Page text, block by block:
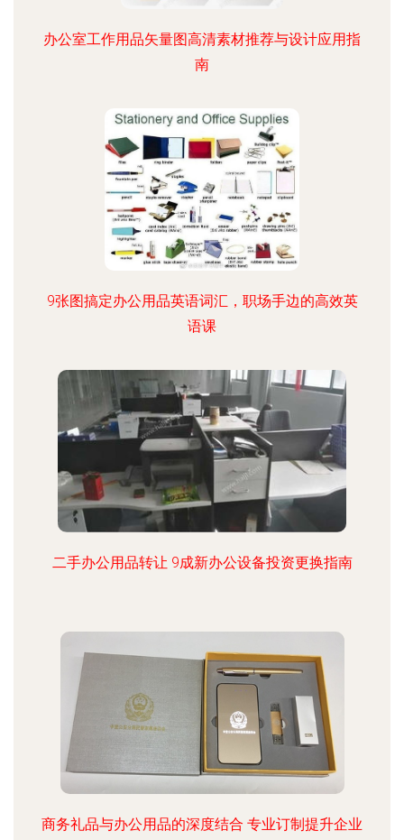
办公室工作用品矢量图高清素材推荐与设计应用指
南
9张图搞定办公用品英语词汇，职场手边的高效英
语课
二手办公用品转让 9成新办公设备投资更换指南
商务礼品与办公用品的深度结合 专业订制提升企业